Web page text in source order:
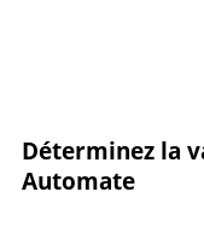
Déterminez la
Automate